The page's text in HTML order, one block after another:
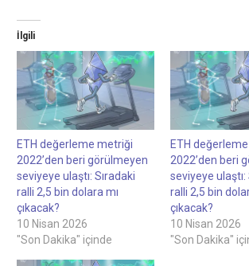
İlgili
ETH değerleme metriği
2022’den beri görülmeyen
seviyeye ulaştı: Sıradaki
ralli 2,5 bin dolara mı
çıkacak?
10 Nisan 2026
"Son Dakika" içinde
ETH
2022’den beri
seviyeye ulaştı:
ralli 2,5 bin
çıkacak?
10 Nisan 2026
"Son Dakika"